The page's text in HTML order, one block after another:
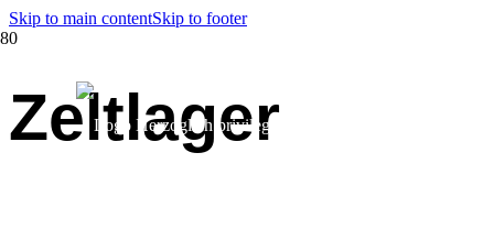
Skip to main contentSkip to footer
Zeltlager